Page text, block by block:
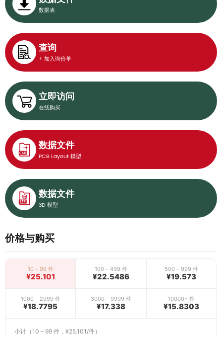
数据表
查询
+ 加入询价单
立即访问
在线购买
数据文件
PCB Layout 模型
数据文件
3D 模型
价格与购买
10 – 99 件
¥25.101
100 – 499 件
¥22.5486
500 – 999 件
¥19.573
1000 – 2999 件
¥18.7795
3000 – 9999 件
¥17.338
10000+ 件
¥15.8303
小计（10 – 99 件，¥25.101/件）